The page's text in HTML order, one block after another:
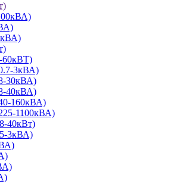
60кВТ)
3кВА)
30кВА)
40кВА)
160кВА)
1100кВА)
40кВт)
3кВА)